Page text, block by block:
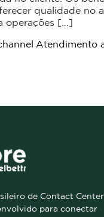
qualidade no
operações […]
Atendimento
de Contact Center
para conectar